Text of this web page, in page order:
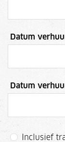
Datum
Datum
Inclusief